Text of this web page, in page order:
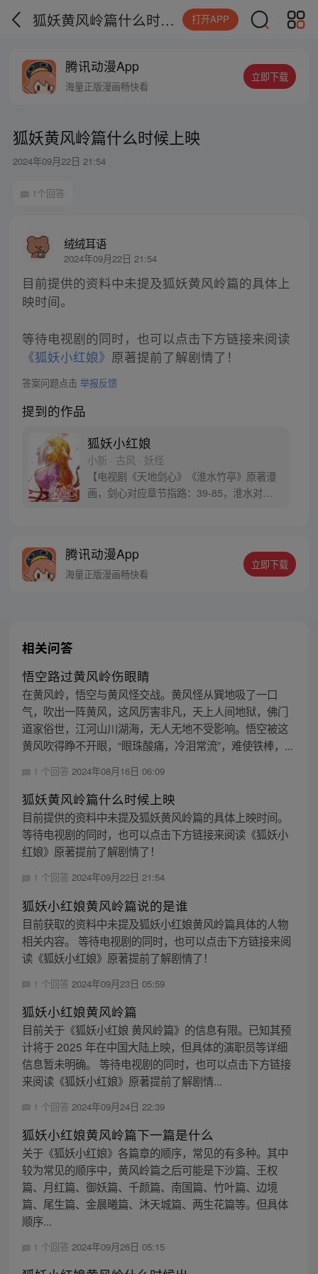
狐妖黄风岭篇什么时候上映 打开APP
腾讯动漫App
海量正版漫画畅快看
立即下载
狐妖黄风岭篇什么时候上映
2024年09月22日 21:54
1个回答
绒绒耳语
2024年09月22日 21:54
目前提供的资料中未提及狐妖黄风岭篇的具体上
映时间。
等待电视剧的同时，也可以点击下方链接来阅读
《狐妖小红娘》 原著提前了解剧情了！
答案问题点击 举报反馈
提到的作品
狐妖小红娘
小新 · 古风 · 妖怪
【电视剧《天地剑心》《淮水竹亭》原著漫
画，剑心对应章节指路：39-85，淮水对应
腾讯动漫App
海量正版漫画畅快看
立即下载
相关问答
悟空路过黄风岭伤眼睛
在黄风岭，悟空与黄风怪交战。黄风怪从巽地吸了一口
气，吹出一阵黄风，这风厉害非凡，天上人间地狱，佛门
道家俗世，江河山川湖海，无人无地不受影响。悟空被这
黄风吹得睁不开眼，“眼珠酸痛，冷泪常流”，难使铁棒，...
1 个回答 2024年08月16日 06:09
狐妖黄风岭篇什么时候上映
目前提供的资料中未提及狐妖黄风岭篇的具体上映时间。
等待电视剧的同时，也可以点击下方链接来阅读《狐妖小
红娘》原著提前了解剧情了！
1 个回答 2024年09月22日 21:54
狐妖小红娘黄风岭篇说的是谁
目前获取的资料中未提及狐妖小红娘黄风岭篇具体的人物
相关内容。 等待电视剧的同时，也可以点击下方链接来阅
读《狐妖小红娘》原著提前了解剧情了！
1 个回答 2024年09月23日 05:59
狐妖小红娘黄风岭篇
目前关于《狐妖小红娘 黄风岭篇》的信息有限。已知其预
计将于 2025 年在中国大陆上映，但具体的演职员等详细
信息暂未明确。 等待电视剧的同时，也可以点击下方链接
来阅读《狐妖小红娘》原著提前了解剧情...
1 个回答 2024年09月24日 22:39
狐妖小红娘黄风岭篇下一篇是什么
关于《狐妖小红娘》各篇章的顺序，常见的有多种。其中
较为常见的顺序中，黄风岭篇之后可能是下沙篇、王权
篇、月红篇、御妖篇、千颜篇、南国篇、竹叶篇、边境
篇、尾生篇、金晨曦篇、沐天城篇、两生花篇等。但具体
顺序...
1 个回答 2024年09月26日 05:15